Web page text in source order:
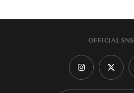
OFFICIAL SNS